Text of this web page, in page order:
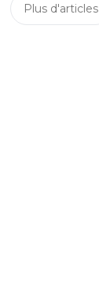
Plus d'articles